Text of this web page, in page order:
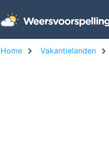
Home Vakantielanden